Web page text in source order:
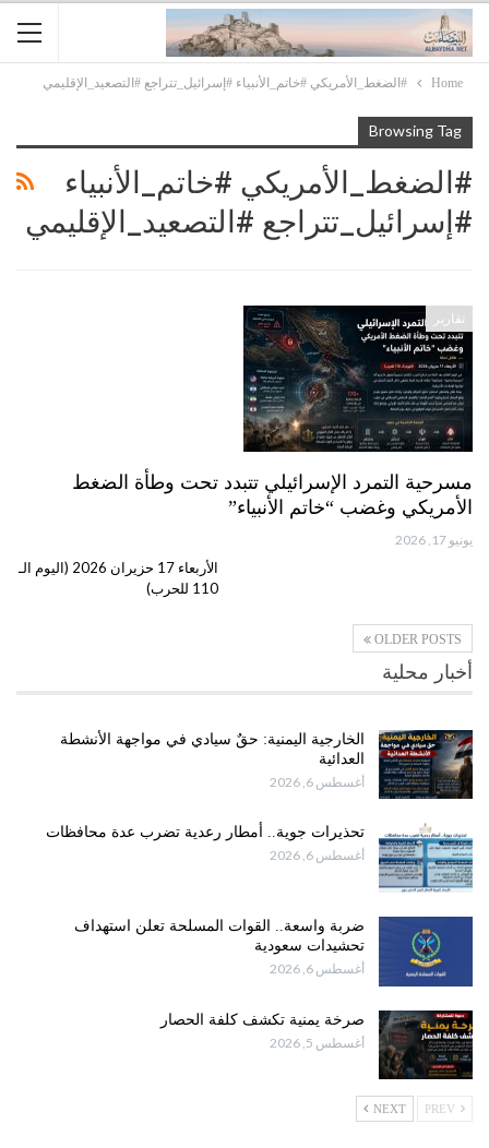
Home #الضغط_الأمريكي #خاتم_الأنبياء #إسرائيل_تتراجع #التصعيد_الإقليمي
Browsing Tag
#الضغط_الأمريكي #خاتم_الأنبياء
#إسرائيل_تتراجع #التصعيد_الإقليمي
تقارير
مسرحية التمرد الإسرائيلي تتبدد تحت وطأة الضغط
الأمريكي وغضب “خاتم الأنبياء”
يونيو 17, 2026
الأربعاء 17 حزيران 2026 (اليوم الـ
110 للحرب)
OLDER POSTS
أخبار محلية
الخارجية اليمنية: حقٌ سيادي في مواجهة الأنشطة
العدائية
أغسطس 6, 2026
تحذيرات جوية.. أمطار رعدية تضرب عدة محافظات
أغسطس 6, 2026
ضربة واسعة.. القوات المسلحة تعلن استهداف
تحشيدات سعودية
أغسطس 6, 2026
صرخة يمنية تكشف كلفة الحصار
أغسطس 5, 2026
NEXT